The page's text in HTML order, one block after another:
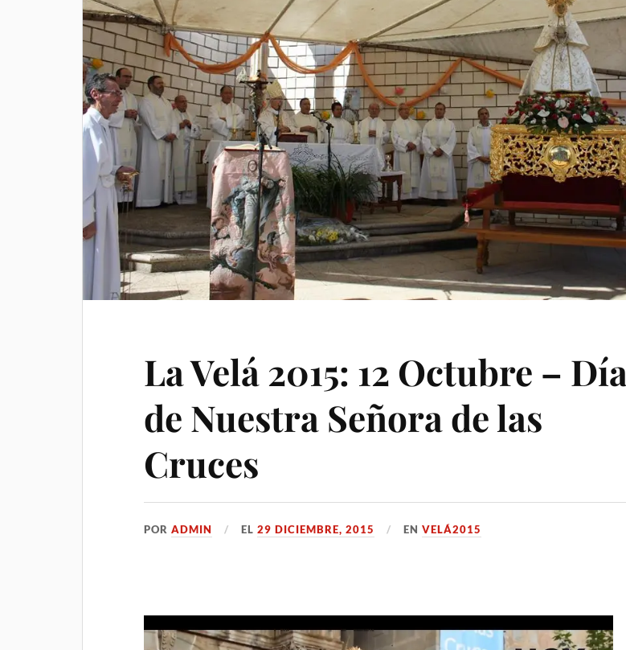
La Velá 2015: 12 Octubre – Día
de Nuestra Señora de las
Cruces
PORADMIN EL29 DICIEMBRE, 2015 ENVELÁ2015